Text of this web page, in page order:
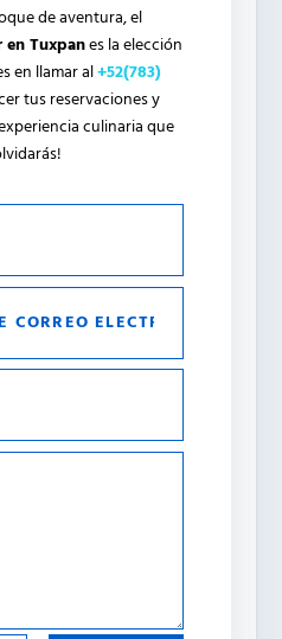
de aventura, el
en Tuxpanes la elección
en llamar al+52(783)
tus reservaciones y
culinaria que